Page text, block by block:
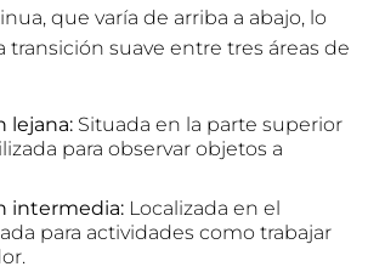
que varía de arriba a abajo, lo
suave entre tres áreas de
lejana:Situada en la parte superior
para observar objetos a
intermedia:Localizada en el
para actividades como trabajar